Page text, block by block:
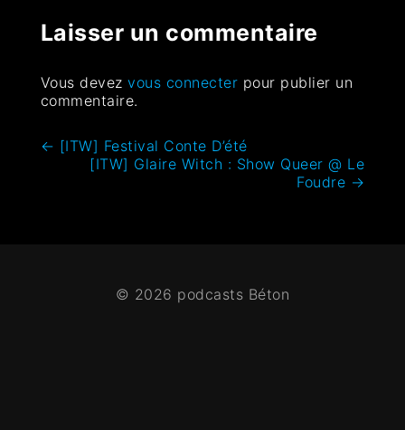
Laisser un commentaire
Vous devezvous connecter pour publier un
commentaire.
← [ITW] Festival Conte D’été
[ITW] Glaire Witch : Show Queer @ Le
Foudre →
© 2026 podcasts Béton